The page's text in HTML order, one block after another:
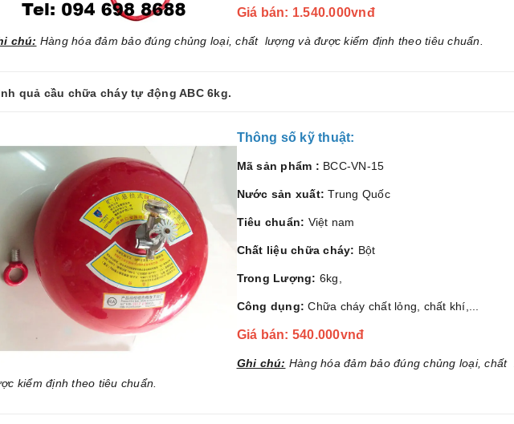
Giá bán: 1.540.000vnđ
chú: Hàng hóa đảm bảo đúng chủng loại, chất lượng và được kiểm định theo tiêu chuẩn.
quả cầu chữa cháy tự động ABC 6kg.
Thông số kỹ thuật:
Mã sản phẩm : BCC-VN-15
Nước sản xuất: Trung Quốc
Tiêu chuẩn: Việt nam
Chất liệu chữa cháy: Bột
Trong Lượng: 6kg,
Công dụng:Chữa cháy chất lỏng, chất khí,...
Giá bán: 540.000vnđ
Ghi chú: Hàng hóa đảm bảo đúng chủng loại, chất
kiểm định theo tiêu chuẩn.